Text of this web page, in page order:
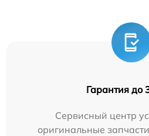
Гарантия до
Сервисный центр
оригинальные